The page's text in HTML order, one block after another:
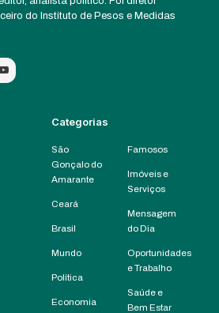
do Instituto de Pesos e Medidas
Categorias
São
Gonçalo do
Amarante
Ceará
Brasil
Mundo
Política
Economia
Famosos
Imóveis e
Serviços
Mensagem
do Dia
Oportunidades
e Trabalho
Saúde e
Bem Estar